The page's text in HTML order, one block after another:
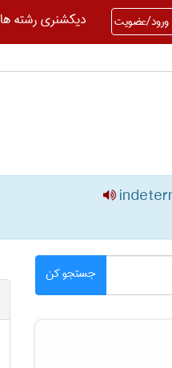
ورود/عضویت دیکشنری رشته ها
جستجو کن